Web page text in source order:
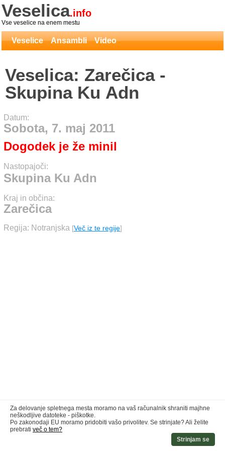
Veselica.info
Vse veselice na enem mestu
Veselice Ansambli Video
Veselica: Zarečica -
Skupina Ku Adn
Datum:
Sobota, 7. maj 2011
Dogodek je že minil
Nastopajoči:
Skupina Ku Adn
Kraj in občina:
Zarečica
Regija: Notranjska [Več iz te regije]
Za delovanje spletnega mesta moramo na vaš računalnik shraniti majhne
neškodljive datoteke - piškotke.
Po zakonodaji EU moramo pridobiti vašo privolitev. Se strinjate? Ali želite
prebrati več o tem?
Strinjam se